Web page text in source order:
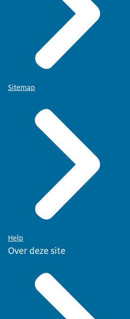
Sitemap
Help
Over deze site